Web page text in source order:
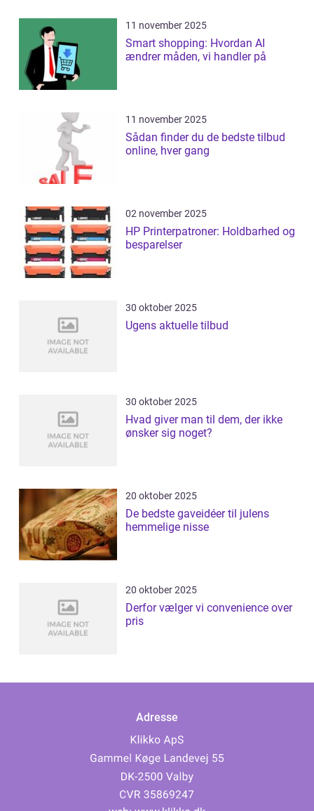
11 november 2025
Smart shopping: Hvordan AI
ændrer måden, vi handler på
11 november 2025
Sådan finder du de bedste tilbud
online, hver gang
02 november 2025
HP Printerpatroner: Holdbarhed og
besparelser
30 oktober 2025
Ugens aktuelle tilbud
30 oktober 2025
Hvad giver man til dem, der ikke
ønsker sig noget?
20 oktober 2025
De bedste gaveidéer til julens
hemmelige nisse
20 oktober 2025
Derfor vælger vi convenience over
pris
Adresse